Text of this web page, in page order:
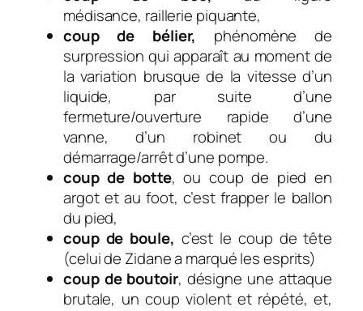
médisance, raillerie piquante,
coup de bélier, phénomène de
surpression qui apparaît au moment de
la variation brusque de la vitesse d’un
liquide, par suite d’une
fermeture/ouverture rapide d’une
vanne, d’un robinet ou du
démarrage/arrêt d’une pompe.
coup de botte, ou coup de pied en
argot et au foot, c’est frapper le ballon
du pied,
coup de boule, c’est le coup de tête
(celui de Zidane a marqué les esprits)
coup de boutoir, désigne une attaque
brutale, un coup violent et répété, et,